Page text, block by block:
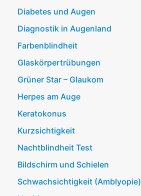
Diabetes und Augen
Diagnostik in Augenland
Farbenblindheit
Glaskörpertrübungen
Grüner Star – Glaukom
Herpes am Auge
Keratokonus
Kurzsichtigkeit
Nachtblindheit Test
Bildschirm und Schielen
Schwachsichtigkeit (Amblyopie)